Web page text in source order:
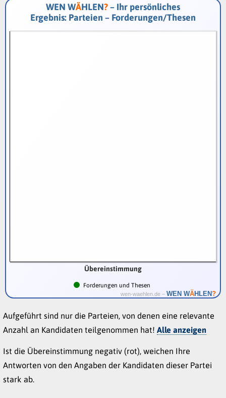
Übereinstimmung
WEN WÄHLEN?– Ihr persönliches
Ergebnis: Parteien – Forderungen/Thesen
Forderungen und Thesen
wen-waehlen.de – WEN WÄHLEN?
Aufgeführt sind nur die Parteien, von denen eine relevante
Anzahl an Kandidaten teilgenommen hat! Alle anzeigen
Ist die Übereinstimmung negativ (rot), weichen Ihre
Antworten von den Angaben der Kandidaten dieser Partei
stark ab.